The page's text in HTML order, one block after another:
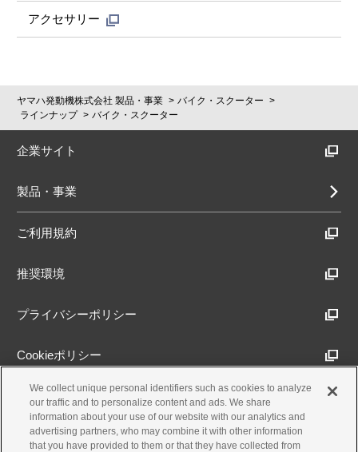
アクセサリー
ヤマハ発動機株式会社 製品・事業
バイク・スクーター
ラインナップ
バイク・スクーター
企業サイト
製品・事業
ご利用規約
推奨環境
プライバシーポリシー
Cookieポリシー
アクセシビリティ方針
We collect unique personal identifiers such as cookies to analyze
our traffic and to personalize content and ads. We share
information about your use of our website with our analytics and
advertising partners, who may combine it with other information
that you have provided to them or that they have collected from